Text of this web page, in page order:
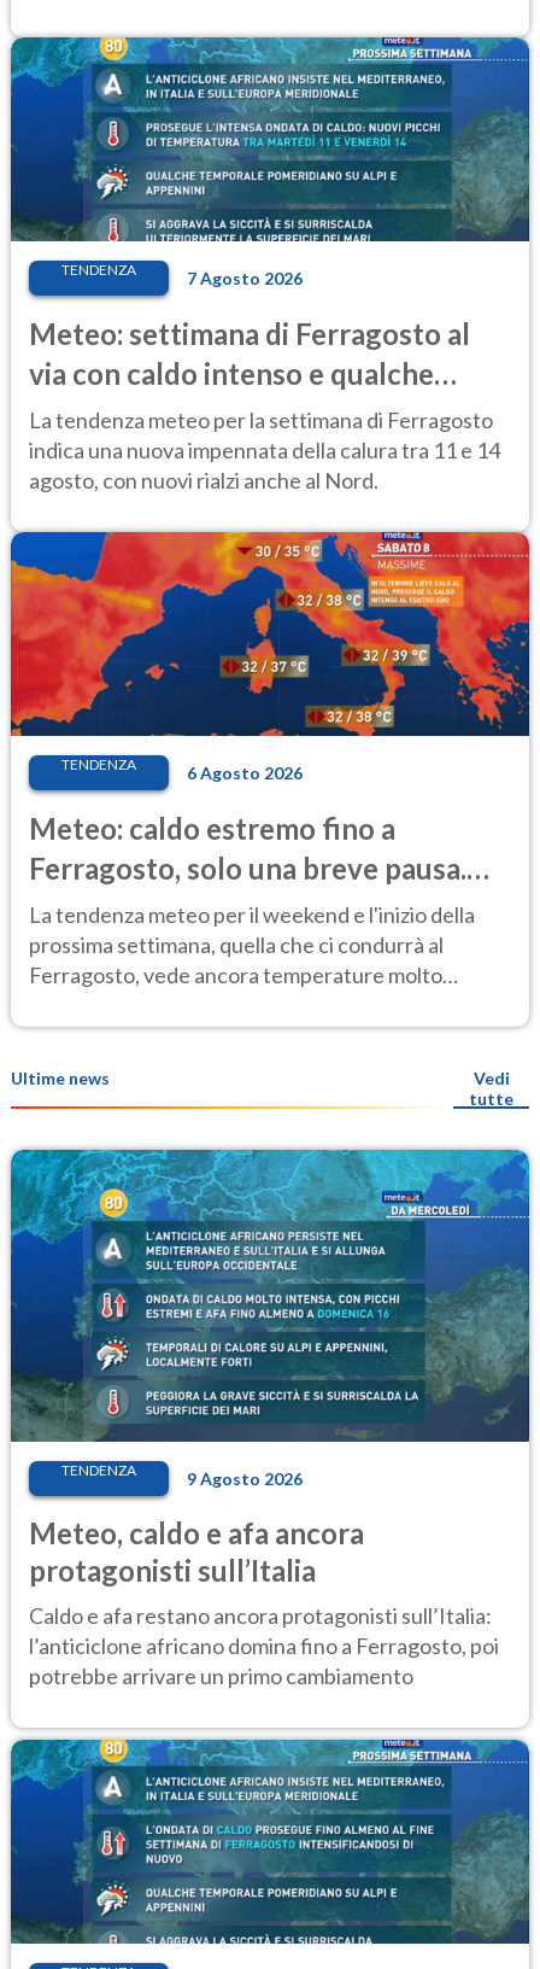
TENDENZA 7 Agosto 2026
Meteo: settimana di Ferragosto al
via con caldo intenso e qualche
temporale
La tendenza meteo per la settimana di Ferragosto
indica una nuova impennata della calura tra 11 e 14
agosto, con nuovi rialzi anche al Nord.
TENDENZA 6 Agosto 2026
Meteo: caldo estremo fino a
Ferragosto, solo una breve pausa.
Ecco dove
La tendenza meteo per il weekend e l'inizio della
prossima settimana, quella che ci condurrà al
Ferragosto, vede ancora temperature molto
Ultime news
Vedi
tutte
TENDENZA 9 Agosto 2026
Meteo, caldo e afa ancora
protagonisti sull’Italia
Caldo e afa restano ancora protagonisti sull’Italia:
l’anticiclone africano domina fino a Ferragosto, poi
potrebbe arrivare un primo cambiamento